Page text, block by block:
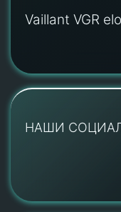
Vaillant VGR
НАШИ